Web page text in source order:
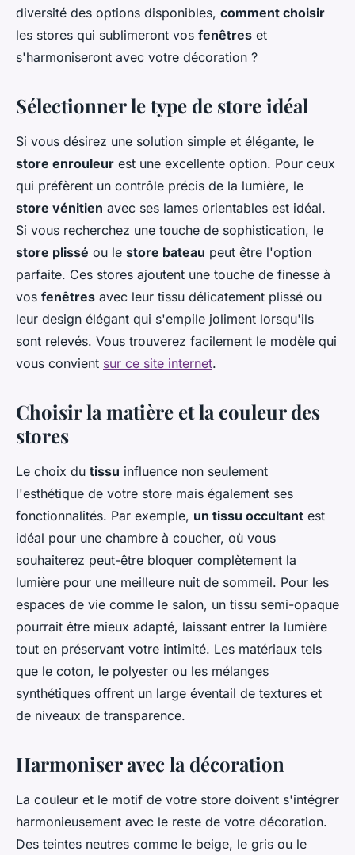
diversité des options disponibles, comment choisir
les stores qui sublimeront vos fenêtres et
s'harmoniseront avec votre décoration ?
Sélectionner le type de store idéal
Si vous désirez une solution simple et élégante, le
store enrouleur est une excellente option. Pour ceux
qui préfèrent un contrôle précis de la lumière, le
store vénitien avec ses lames orientables est idéal.
Si vous recherchez une touche de sophistication, le
store plissé ou le store bateau peut être l'option
parfaite. Ces stores ajoutent une touche de finesse à
vos fenêtres avec leur tissu délicatement plissé ou
leur design élégant qui s'empile joliment lorsqu'ils
sont relevés. Vous trouverez facilement le modèle qui
vous convient sur ce site internet.
Choisir la matière et la couleur des
stores
Le choix du tissu influence non seulement
l'esthétique de votre store mais également ses
fonctionnalités. Par exemple, un tissu occultant est
idéal pour une chambre à coucher, où vous
souhaiterez peut-être bloquer complètement la
lumière pour une meilleure nuit de sommeil. Pour les
espaces de vie comme le salon, un tissu semi-opaque
pourrait être mieux adapté, laissant entrer la lumière
tout en préservant votre intimité. Les matériaux tels
que le coton, le polyester ou les mélanges
synthétiques offrent un large éventail de textures et
de niveaux de transparence.
Harmoniser avec la décoration
La couleur et le motif de votre store doivent s'intégrer
harmonieusement avec le reste de votre décoration.
Des teintes neutres comme le beige, le gris ou le